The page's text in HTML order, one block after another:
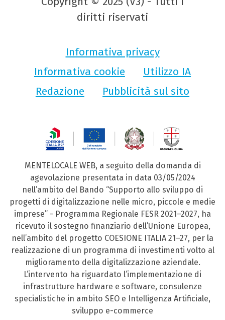
diritti riservati
Informativa privacy
Informativa cookie
Utilizzo IA
Redazione
Pubblicità sul sito
MENTELOCALE WEB, a seguito della domanda di
agevolazione presentata in data 03/05/2024
nell’ambito del Bando “Supporto allo sviluppo di
progetti di digitalizzazione nelle micro, piccole e medie
imprese” - Programma Regionale FESR 2021–2027, ha
ricevuto il sostegno finanziario dell’Unione Europea,
nell’ambito del progetto COESIONE ITALIA 21–27, per la
realizzazione di un programma di investimenti volto al
miglioramento della digitalizzazione aziendale.
L’intervento ha riguardato l’implementazione di
infrastrutture hardware e software, consulenze
specialistiche in ambito SEO e Intelligenza Artificiale,
sviluppo e-commerce